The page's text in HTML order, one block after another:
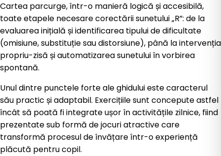
Cartea parcurge, într-o manieră logică și accesibilă,
toate etapele necesare corectării sunetului „R”: de la
evaluarea inițială și identificarea tipului de dificultate
(omisiune, substituție sau distorsiune), până la intervenția
propriu-zisă și automatizarea sunetului în vorbirea
spontană.
Unul dintre punctele forte ale ghidului este caracterul
său practic și adaptabil. Exercițiile sunt concepute astfel
încât să poată fi integrate ușor în activitățile zilnice, fiind
prezentate sub formă de jocuri atractive care
transformă procesul de învățare într-o experiență
plăcută pentru copil.